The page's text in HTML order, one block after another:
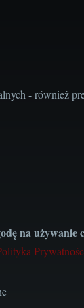
- również
na używanie